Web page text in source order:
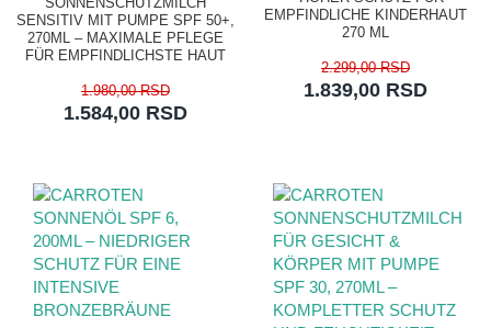
SENSITIV MIT PUMPE SPF 50+,
270ML – MAXIMALE PFLEGE
FÜR EMPFINDLICHSTE HAUT
1.584,00 RSD
1.980,00 RSD
EMPFINDLICHE KINDERHAUT
270 ML
1.839,00 RSD
2.299,00 RSD